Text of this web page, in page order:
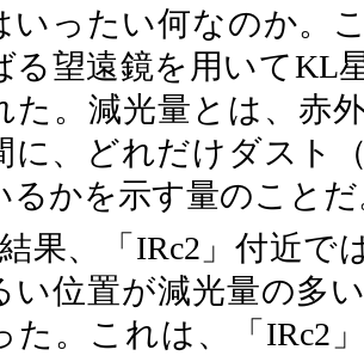
いったい何なのか。
る望遠鏡を用いてKL
た。減光量とは、赤
に、どれだけダスト
るかを示す量のこと
果、「IRc2」付近で
い位置が減光量の多
た。これは、「IRc2